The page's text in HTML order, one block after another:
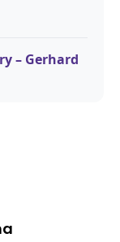
– Gerhard